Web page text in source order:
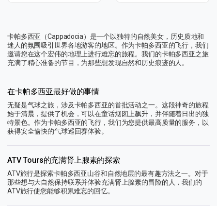
卡帕多西亚（Cappadocia）是一个以独特的自然美女，历史质地和
迷人的氛围吸引世界各地游客的地区。作为卡帕多西亚的飞行，我们
邀请您在这个宏伟的地理上进行难忘的旅程。我们的卡帕多西亚之旅
充满了精心准备的节目，为那些想发现自然和历史痕迹的人。
在卡帕多西亚最好做的事情
无疑是气球之旅，涉及卡帕多西亚的首批活动之一。这段神奇的旅程
始于清晨，提供了机会，可以在童话烟囱上飙升，并伴随着日出的独
特景色。作为卡帕多西亚的飞行，我们为您提供最高质量的服务，以
获得安全愉快的气球巡回赛体验。
ATV Tours的充满肾上腺素的探索
ATV旅行是探索卡帕多西亚山谷和自然地层的最有趣方法之一。对于
那些想与大自然保持联系并体验充满肾上腺素的冒险的人，我们的
ATV旅行使您能够积累难忘的回忆。